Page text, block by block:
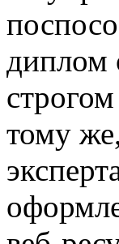
диплом
тому